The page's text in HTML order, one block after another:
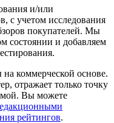
и/или
с учетом исследования
покупателей. Мы
состоянии и добавляем
коммерческой основе.
отражает только точку
Вы можете
рейтингов.